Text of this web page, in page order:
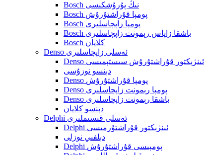
Bosch نىڭ پۇرۇشكىسى
Bosch پومپا قۇراشتۇرۇش
Bosch پومپا زاپچاسلىرى
Bosch باشقا زاپاس رېمونت زاپچاسلىرى
Bosch كلاپان
Denso ئەسلى زاپچاسلىرى
Denso ئىنژېكتور قۇراشتۇرۇش سىستېمىسى
دېنسو نوزۇسى
Denso پومپا قۇراشتۇرۇش
Denso پومپا رېمونت زاپچاسلىرى
Denso باشقا رېمونت زاپچاسلىرى
دېنسو كلاپان
Delphi ئەسلى قىسىملىرى
Delphi ئىنژېكتور قۇراشتۇرمىسى
دېلفىي نوزلى
Delphi پومپىسى قۇراشتۇرۇش